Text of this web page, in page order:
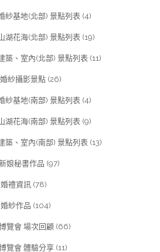
紗基地(北部) 景點列表 (4)
湖花海(北部) 景點列表 (19)
築、室內(北部) 景點列表 (11)
紗攝影景點 (26)
紗基地(南部) 景點列表 (4)
湖花海(南部) 景點列表 (9)
築、室內(南部) 景點列表 (13)
娘秘書作品 (97)
禮資訊 (78)
紗作品 (104)
覽會 場次回顧 (66)
覽會 體驗分享 (11)